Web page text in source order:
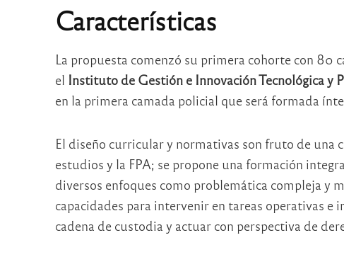
Características
La propuesta comenzó su primera cohorte con 80
el Instituto de Gestión e Innovación Tecnológica y
en la primera camada policial que será formada
El diseño curricular y normativas son fruto de
estudios y la FPA; se propone una formación
diversos enfoques como problemática compleja y
capacidades para intervenir en tareas operativas
cadena de custodia y actuar con perspectiva de